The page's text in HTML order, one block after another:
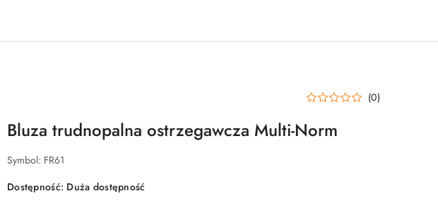
(0)
Bluza trudnopalna ostrzegawcza Multi-Norm
Symbol: FR61
Dostępność: Duża dostępność